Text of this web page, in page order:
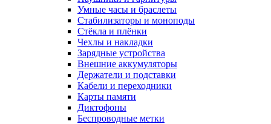
Умные часы и браслеты
Стабилизаторы и моноподы
Стёкла и плёнки
Чехлы и накладки
Зарядные устройства
Внешние аккумуляторы
Держатели и подставки
Кабели и переходники
Карты памяти
Диктофоны
Беспроводные метки